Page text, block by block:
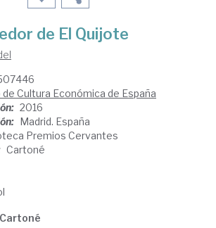
de El Quijote
de Cultura Económica de España
2016
Madrid. España
Premios Cervantes
Cartoné